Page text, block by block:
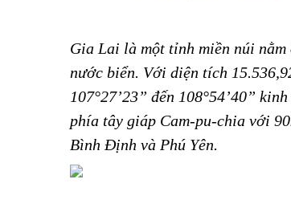
Gia Lai là một tỉnh miền núi
nước biển. Với diện tích
107°27’23” đến 108°54’40”
phía tây giáp Cam-pu-chia với
Bình Định và Phú Yên.